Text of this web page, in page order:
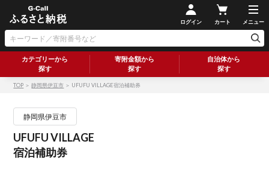
ログイン カート メニュー
カテゴリーから
探す
寄附金額から
探す
自治体から
探す
TOP ＞静岡県伊豆市 ＞ UFUFU VILLAGE宿泊補助券
静岡県伊豆市
UFUFU VILLAGE
宿泊補助券